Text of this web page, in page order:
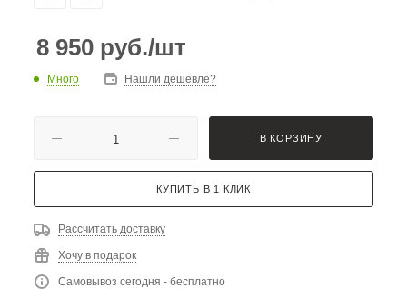
8 950 руб./шт
Много Нашли дешевле?
В КОРЗИНУ
КУПИТЬ В 1 КЛИК
Рассчитать доставку
Хочу в подарок
Самовывоз сегодня - бесплатно